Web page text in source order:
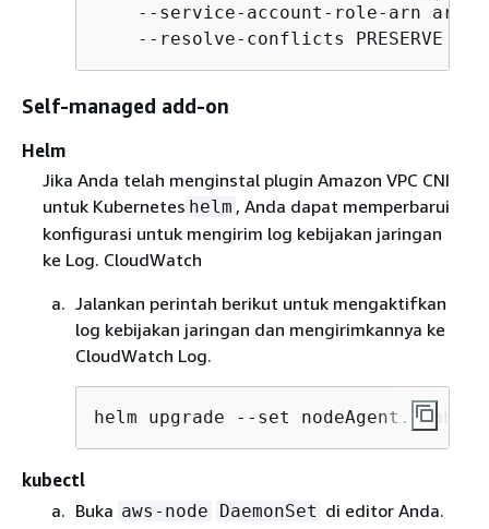
--service-account-role-arn
--resolve-conflicts PRESERVE --
Self-managed add-on
Helm
Jika Anda telah menginstal plugin Amazon VPC CNI
untuk Kubernetes helm , Anda dapat memperbarui
konfigurasi untuk mengirim log kebijakan jaringan
ke Log. CloudWatch
Jalankan perintah berikut untuk mengaktifkan
log kebijakan jaringan dan mengirimkannya ke
CloudWatch Log.
helm upgrade --set
kubectl
Buka aws-node DaemonSet di editor Anda.